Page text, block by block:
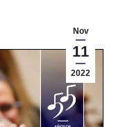
Nov
11
2022